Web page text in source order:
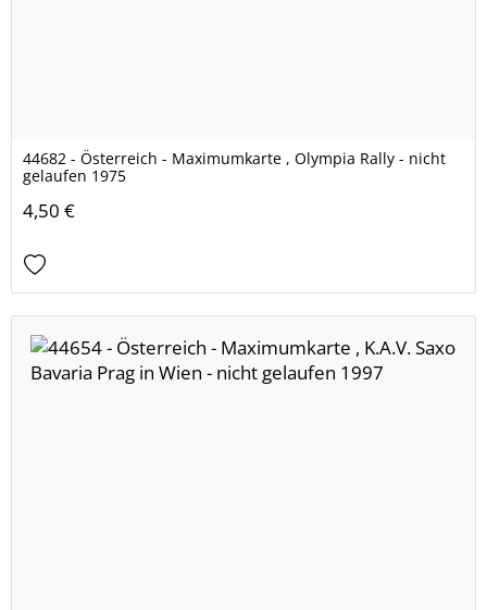
44682 - Österreich - Maximumkarte , Olympia Rally - nicht
gelaufen 1975
4,50 €